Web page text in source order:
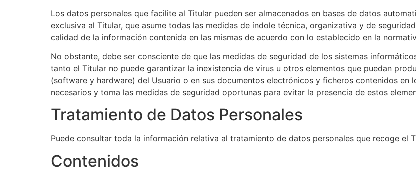
Los datos personales que facilite al Titular pueden ser almacenados en bases de datos
exclusiva al Titular, que asume todas las medidas de índole técnica, organizativa y de
calidad de la información contenida en las mismas de acuerdo con lo establecido en la
No obstante, debe ser consciente de que las medidas de seguridad de los sistemas
tanto el Titular no puede garantizar la inexistencia de virus u otros elementos que puedan
(software y hardware) del Usuario o en sus documentos electrónicos y ficheros contenidos en
necesarios y toma las medidas de seguridad oportunas para evitar la presencia de estos
Tratamiento de Datos Personales
Puede consultar toda la información relativa al tratamiento de datos personales que recoge el
Contenidos